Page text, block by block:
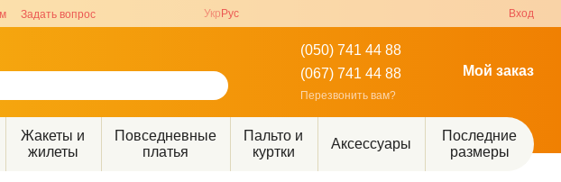
Задать вопрос Укр Рус Вход
(050) 741 44 88
(067) 741 44 88
Перезвонить вам?
Мой заказ
Жакеты и
жилеты
Повседневные
платья
Пальто и
куртки
Аксессуары
Последние
размеры